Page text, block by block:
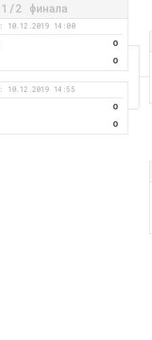
1/2 финала
10.12.2019 14:00
0
0
10.12.2019 14:55
0
0